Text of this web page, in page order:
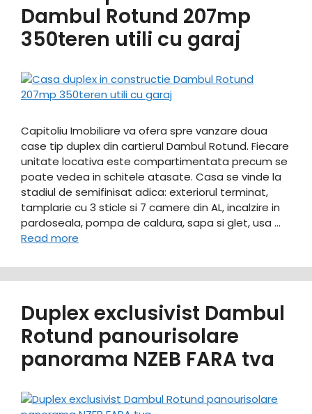
Dambul Rotund 207mp
350teren utili cu garaj
Capitoliu Imobiliare va ofera spre vanzare doua
case tip duplex din cartierul Dambul Rotund. Fiecare
unitate locativa este compartimentata precum se
poate vedea in schitele atasate. Casa se vinde la
stadiul de semifinisat adica: exteriorul terminat,
tamplarie cu 3 sticle si 7 camere din AL, incalzire in
pardoseala, pompa de caldura, sapa si glet, usa …
Read more
Duplex exclusivist Dambul
Rotund panourisolare
panorama NZEB FARA tva